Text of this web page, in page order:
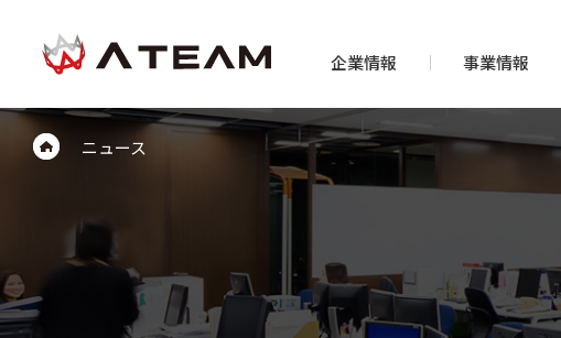
企業情報 事業情報
ニュース